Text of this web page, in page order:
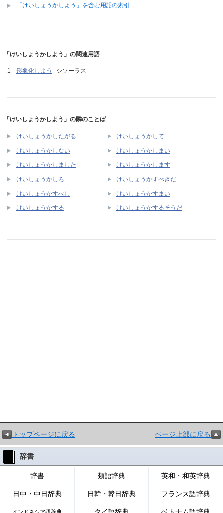
「けいしょうかしよう」を含む用語の索引
「けいしょうかしよう」の関連用語
形象化しよう シソーラス
「けいしょうかしよう」の隣のことば
けいしょうかしたがる けいしょうかして
けいしょうかしない けいしょうかしまい
けいしょうかしました けいしょうかします
けいしょうかしろ けいしょうかすべきだ
けいしょうかすべし けいしょうかすまい
けいしょうかする けいしょうかするそうだ
トップページに戻る ページ上部に戻る
辞書
辞書 類語辞典 英和・和英辞典
日中・中日辞典 日韓・韓日辞典 フランス語辞典
インドネシア語辞典